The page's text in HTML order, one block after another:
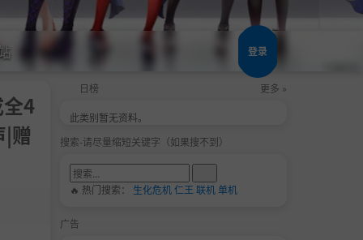
登录
4
赠
日榜 更多 »
此类别暂无资料。
搜索-请尽量缩短关键字（如果搜不到）
🔥 热门搜索： 生化危机仁王 联机单机
广告